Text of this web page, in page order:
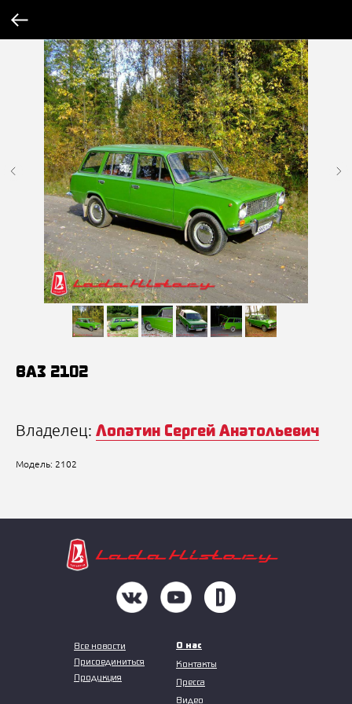
ВАЗ 2102
Владелец: Лопатин Сергей Анатольевич
Модель: 2102
Контакты
Пресса
Видео
Продукция
О нас
Присоединиться
Все новости